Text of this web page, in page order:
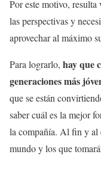
Por este motivo,
las perspectivas y
aprovechar al máximo
Para lograrlo, hay que
generaciones más
que se están
saber cuál es la mejor
la compañía. Al fin y al
mundo y los que